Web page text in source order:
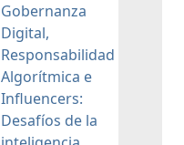
Gobernanza
Digital,
Responsabilidad
Algorítmica e
Influencers:
Desafíos de la